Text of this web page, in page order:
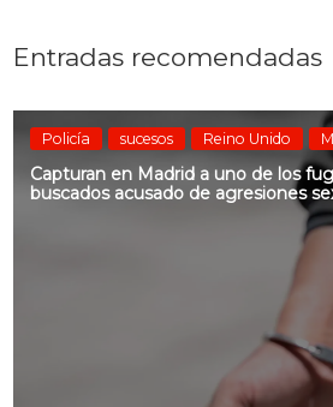
Entradas recomendadas
Policía sucesos Reino Unido
Capturan en Madrid a uno de los
buscados acusado de agresiones